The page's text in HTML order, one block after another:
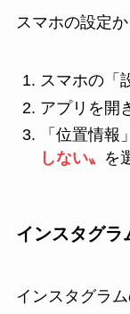
スマホの設定
スマホの「
アプリを開
「位置情報
しない〟 を
インスタグラ
インスタグラ